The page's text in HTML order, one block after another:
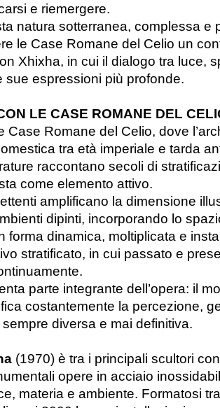
e riemergere.
natura sotterranea, complessa e
le Case Romane del Celio un
Xhixha, in cui il dialogo tra luce,
sue espressioni più profonde.
LE CASE ROMANE DEL
Case Romane del Celio, dove
tra età imperiale e tarda
raccontano secoli di
come elemento attivo.
amplificano la dimensione
dipinti, incorporando lo
forma dinamica, moltiplicata e
stratificato, in cui passato e
parte integrante dell’opera: il
costantemente la percezione,
sempre diversa e mai definitiva.
(1970) è tra i principali scultori
opere in acciaio
materia e ambiente. Formatosi